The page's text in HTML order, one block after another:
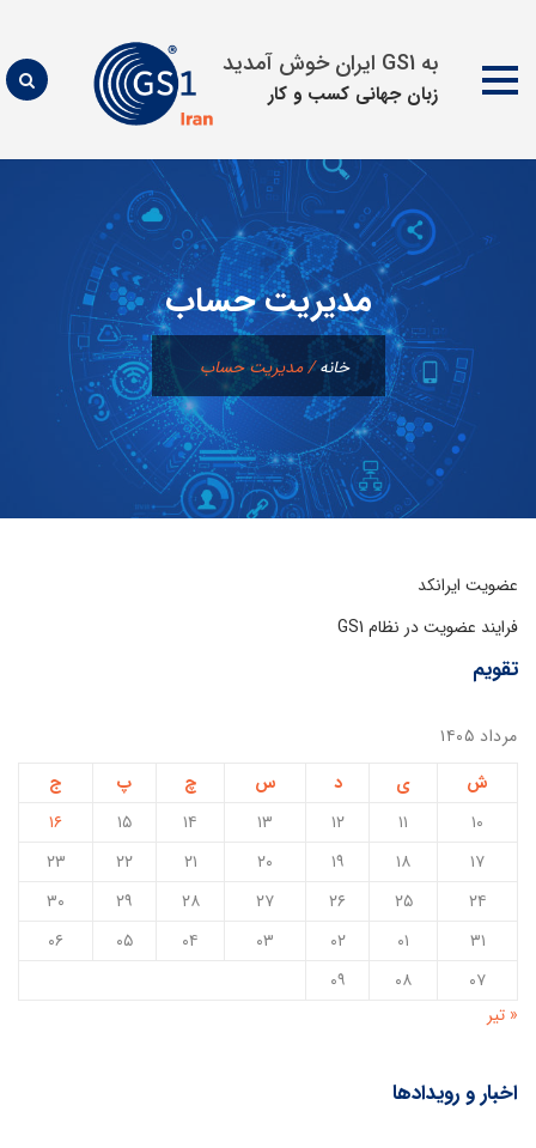
به GS1 ایران خوش آمدید
زبان جهانی كسب و كار
محتوا
مدیریت حساب
خانه/مدیریت حساب
عضویت ایرانکد
فرایند عضویت در نظام GS1
تقویم
مرداد ۱۴۰۵
ش
ی د س چ پ
ج
۱۰
۱۱ ۱۲ ۱۳ ۱۴ ۱۵
۱۶
۱۷
۱۸ ۱۹ ۲۰ ۲۱ ۲۲
۲۳
۲۴
۲۵ ۲۶ ۲۷ ۲۸ ۲۹
۳۰
۳۱
۰۱ ۰۲ ۰۳ ۰۴ ۰۵
۰۶
۰۷
۰۸
۰۹
« تیر
اخبار و رویدادها